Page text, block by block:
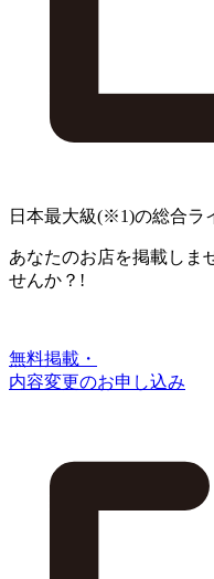
日本最大級(※1)の総合ラ
あなたのお店を掲載しま
せんか？!
無料掲載・
内容変更のお申し込み